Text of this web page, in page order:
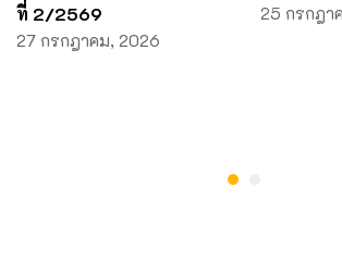
ที่ 2/2569
27 กรกฎาคม, 2026
25 กรกฎา